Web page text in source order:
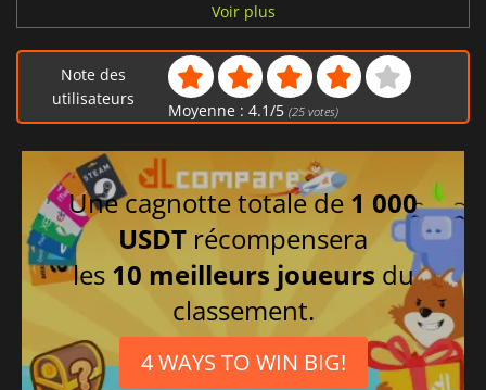
Coréen
Polonais
Espagnol
Chinois simplifié
Russe
Portugais brésilien
Japonais
Arabe
Chinois traditionnel
Thaïlandais
Voir plus
Note des
utilisateurs
Moyenne : 4.1/5 (25votes)
Une cagnotte totale de 1 000
USDT récompensera
les 10 meilleurs joueurs du
classement.
4 WAYS TO WIN BIG!